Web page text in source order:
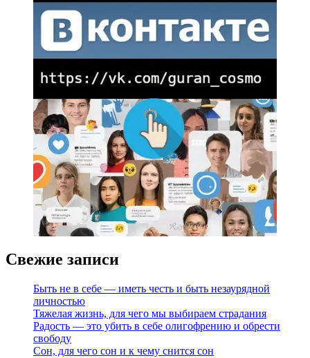
Свежие записи
Быть не в себе — иметь честь и быть незаурядной
личностью
Тяжелая жизнь, для чего мы выбираем страдания
Радость — это убить в себе олигофрению и обрести
свободу
Сон, для чего сон и к чему снится сон